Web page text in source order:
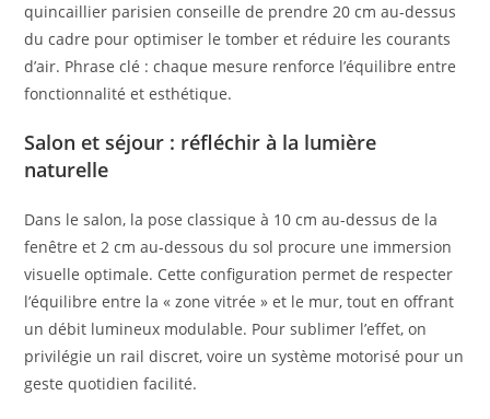
quincaillier parisien conseille de prendre 20 cm au-dessus
du cadre pour optimiser le tomber et réduire les courants
d’air. Phrase clé : chaque mesure renforce l’équilibre entre
fonctionnalité et esthétique.
Salon et séjour : réfléchir à la lumière
naturelle
Dans le salon, la pose classique à 10 cm au-dessus de la
fenêtre et 2 cm au-dessous du sol procure une immersion
visuelle optimale. Cette configuration permet de respecter
l’équilibre entre la « zone vitrée » et le mur, tout en offrant
un débit lumineux modulable. Pour sublimer l’effet, on
privilégie un rail discret, voire un système motorisé pour un
geste quotidien facilité.